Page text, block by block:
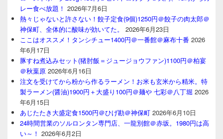
レー食べ放題！ 2026年7月6日
熱々じゃないと許さない！餃子定食(9個)1250円＠餃子の肉太郎＠
神保町、全体的に酸味が効いてた。
2026年6月23日
ここはオススメ！タンシチュー1400円＠一番館＠麻布十番 2026
年6月17日
豚すね煮込みセット(猪肘飯＝ジュージョウファン)1100円＠柏宴
＠秋葉原 2026年6月16日
注文を受けてから粉から作るラーメン！お米も玄米から精米。特
製ラーメン(醤油)1900円＋大盛り100円＠麺や 七彩＠八丁堀 2026
年6月15日
あじたたき大盛定食1500円＠ひげ勘＠神保町 2026年6月10日
24時間営業のソルロンタン専門店、一龍別館＠赤坂。1980円は高
い～！ 2026年6月2日